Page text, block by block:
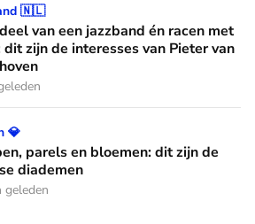
én racen met auto's: dit zijn
🇳🇱
van een jazzband én racen met
dit zijn de interesses van Pieter van
dit zijn de Spaanse diademen
💎
parels en bloemen: dit zijn de
diademen
geleden